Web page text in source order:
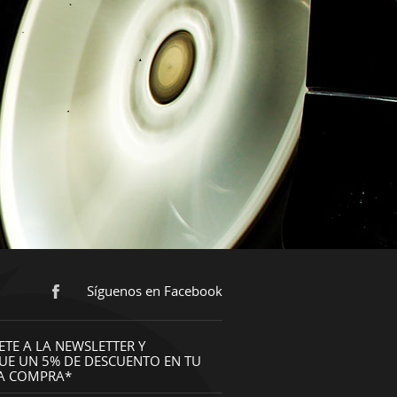
Síguenos en Facebook
A LA NEWSLETTER Y
UN 5% DE DESCUENTO EN TU
COMPRA*